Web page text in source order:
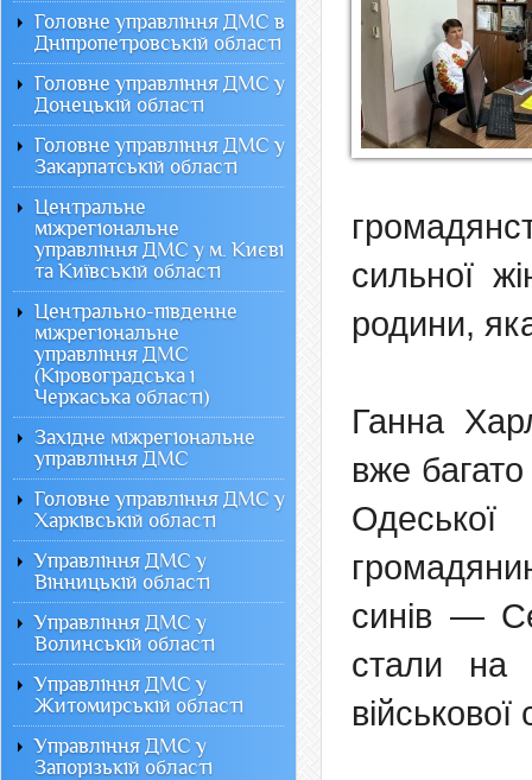
сильної
родини,
Ганна
вже
синів —
стали на
Головне управління ДМС в
Дніпропетровській області
Головне управління ДМС у
Донецькій області
Головне управління ДМС у
Закарпатській області
Центральне
міжрегіональне
управління ДМС у м. Києві
та Київській області
Центрально-південне
міжрегіональне
управління ДМС
(Кіровоградська і
Черкаська області)
Західне міжрегіональне
управління ДМС
Головне управління ДМС у
Харківській області
Управління ДМС у
Вінницькій області
Управління ДМС у
Волинській області
Управління ДМС у
Житомирській області
Управління ДМС у
Запорізькій області